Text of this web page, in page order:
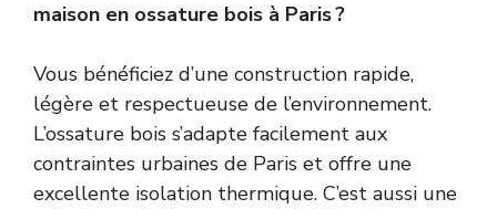
maison en ossature bois à Paris ?
Vous bénéficiez d’une construction rapide,
légère et respectueuse de l’environnement.
L’ossature bois s’adapte facilement aux
contraintes urbaines de Paris et offre une
excellente isolation thermique. C’est aussi une